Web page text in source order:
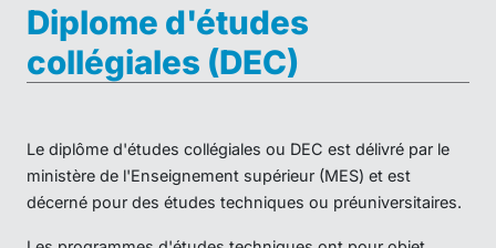
Diplome d'études
collégiales (DEC)
Le diplôme d'études collégiales ou DEC est délivré par le
ministère de l'Enseignement supérieur (MES) et est
décerné pour des études techniques ou préuniversitaires.